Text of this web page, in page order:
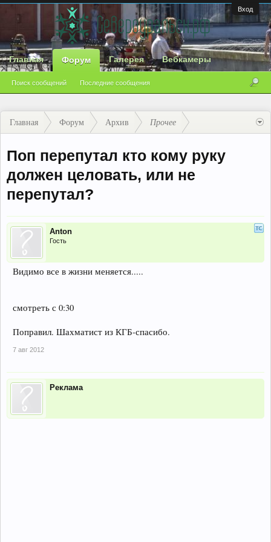
Вход
Главная Форум
Поиск сообщений Последние сообщения
Галерея Вебкамеры
Главная Форум Архив Прочее
Поп перепутал кто кому руку
должен целовать, или не
перепутал?
Anton
Гость
Видимо все в жизни меняется.....
смотреть с 0:30
Поправил. Шахматист из КГБ-спасибо.
7 авг 2012
Реклама